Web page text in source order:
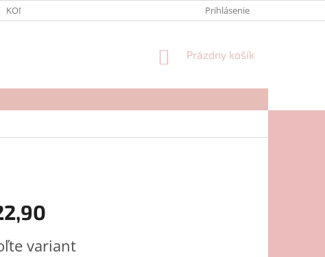
KONTAKTY Prihlásenie
NÁKUPNÝ
Prázdny košík
variant